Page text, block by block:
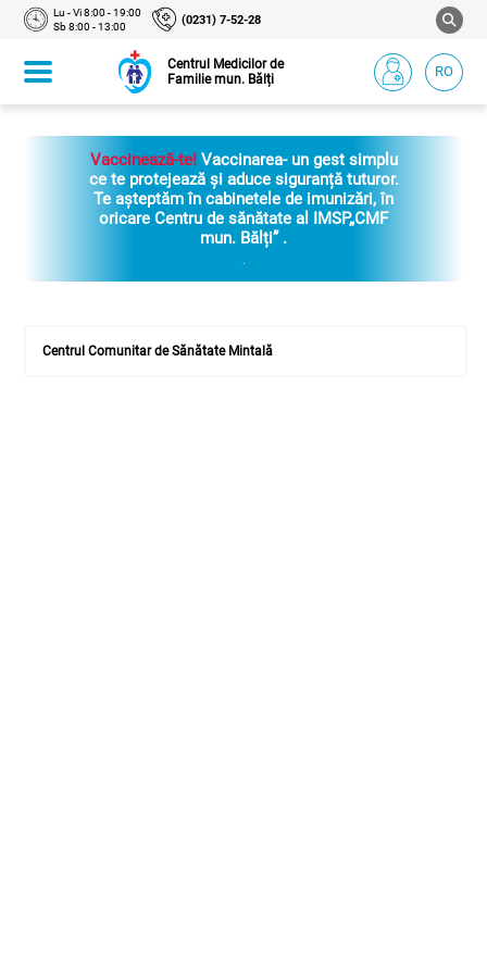
Lu - Vi 8:00 - 19:00
Sb 8:00 - 13:00
(0231) 7-52-28
Centrul Medicilor de
Familie mun. Bălți
RO
Vaccinează-te! Vaccinarea- un gest simplu
ce te protejează și aduce siguranță tuturor.
Te așteptăm în cabinetele de imunizări, în
oricare Centru de sănătate al IMSP„CMF
mun. Bălți” .
.
Centrul Comunitar de Sănătate Mintală